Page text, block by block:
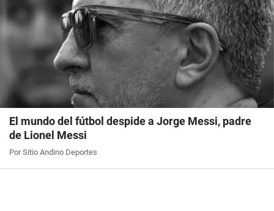
El mundo del fútbol despide a Jorge Messi, padre
de Lionel Messi
Por Sitio Andino Deportes